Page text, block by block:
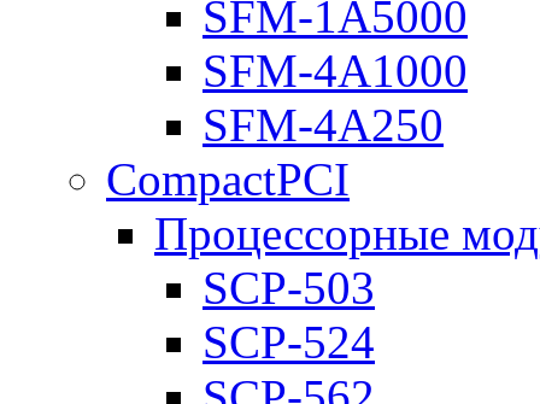
SFM-1A5000
SFM-4A1000
SFM-4A250
CompactPCI
Процессорные
SCP-503
SCP-524